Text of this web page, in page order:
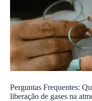
Perguntas Frequentes:
liberação de gases na